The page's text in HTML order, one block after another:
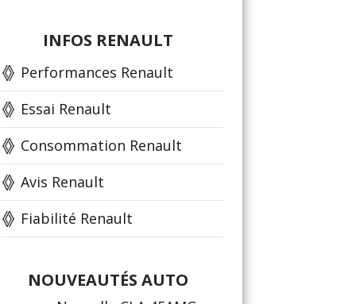
INFOS RENAULT
Performances Renault
Essai Renault
Consommation Renault
Avis Renault
Fiabilité Renault
NOUVEAUTÉS AUTO